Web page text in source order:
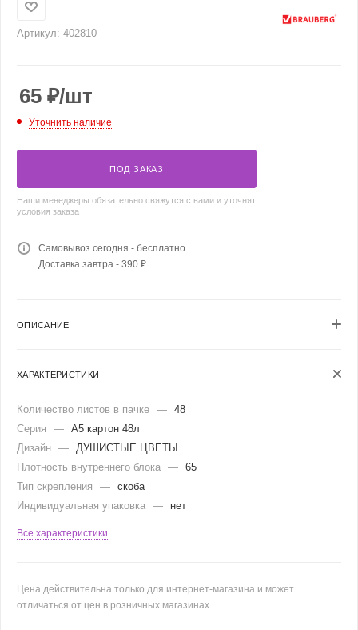
Артикул: 402810
65 ₽/шт
Уточнить наличие
ПОД ЗАКАЗ
Наши менеджеры обязательно свяжутся с вами и уточнят
условия заказа
Самовывоз сегодня - бесплатно
Доставка завтра - 390 ₽
ОПИСАНИЕ
ХАРАКТЕРИСТИКИ
Количество листов в пачке — 48
Серия
— А5 картон 48л
Дизайн —
ДУШИСТЫЕ ЦВЕТЫ
Плотность внутреннего блока — 65
Тип скрепления
— скоба
Индивидуальная упаковка — нет
Все характеристики
Цена действительна только для интернет-магазина и может
отличаться от цен в розничных магазинах